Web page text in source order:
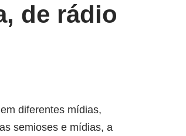
de rádio
diferentes mídias,
semioses e mídias, a